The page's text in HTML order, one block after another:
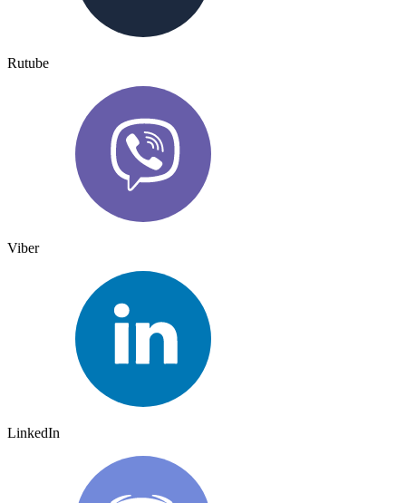
Rutube
Viber
LinkedIn